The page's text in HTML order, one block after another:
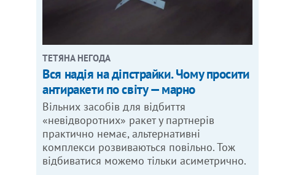
ТЕТЯНА НЕГОДА
Вся надія на діпстрайки. Чому просити
антиракети по світу — марно
Вільних засобів для відбиття
«невідворотних» ракет у партнерів
практично немає, альтернативні
комплекси розвиваються повільно. Тож
відбиватися можемо тільки асиметрично.